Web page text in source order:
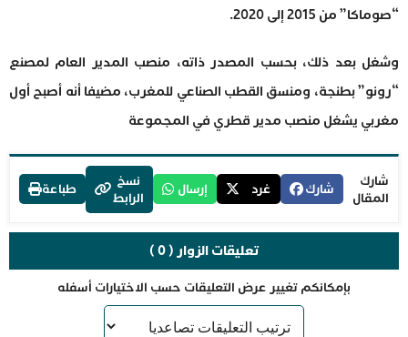
“صوماكا” من 2015 إلى 2020.
وشغل بعد ذلك، بحسب المصدر ذاته، منصب المدير العام لمصنع
“رونو” بطنجة، ومنسق القطب الصناعي للمغرب، مضيفا أنه أصبح أول
مغربي يشغل منصب مدير قطري في المجموعة
شارك
المقال
شارك غرد إرسال
نسخ
الرابط
طباعة
تعليقات الزوار ( 0 )
بإمكانكم تغيير عرض التعليقات حسب الاختيارات أسفله